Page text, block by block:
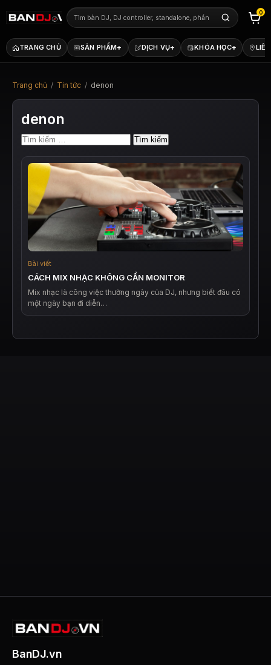
TRANG CHỦ SẢN PHẨM+ DỊCH VỤ+ KHÓA HỌC+
0
Trang chủ / Tin tức / denon
denon
Tìm
cho:
Bài viết
CÁCH MIX NHẠC KHÔNG CẦN MONITOR
Mix nhạc là công việc thường ngày của DJ, nhưng biết đâu có
một ngày bạn đi diễn…
BanDJ.vn